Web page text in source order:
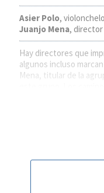
Asier Polo, violonchelo
Juanjo Mena, director
Hay directores que
algunos incluso
Mena, titular de la